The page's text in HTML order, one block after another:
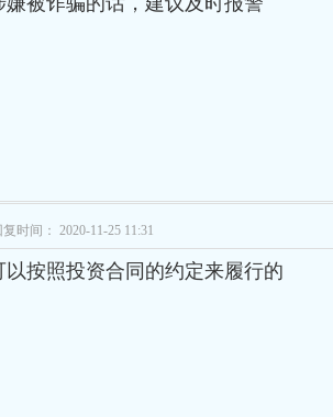
复时间： 2020-11-25 11:31
以按照投资合同的约定来履行的